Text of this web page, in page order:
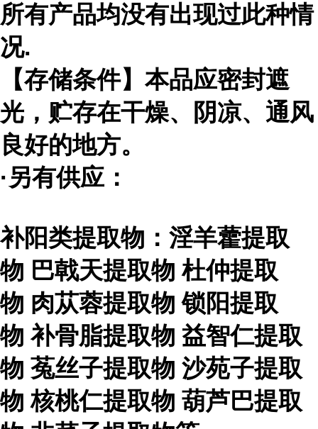
所有产品均没有出现过此种情
况.
【存储条件】本品应密封遮
光，贮存在干燥、阴凉、通风
良好的地方。
·另有供应：
补阳类提取物：淫羊藿提取
物 巴戟天提取物 杜仲提取
物 肉苁蓉提取物 锁阳提取
物 补骨脂提取物 益智仁提取
物 菟丝子提取物 沙苑子提取
物 核桃仁提取物 葫芦巴提取